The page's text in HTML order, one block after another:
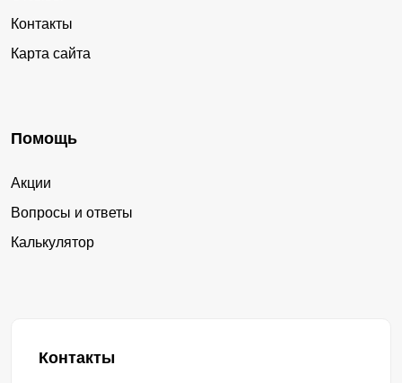
Контакты
Карта сайта
Помощь
Акции
Вопросы и ответы
Калькулятор
Контакты